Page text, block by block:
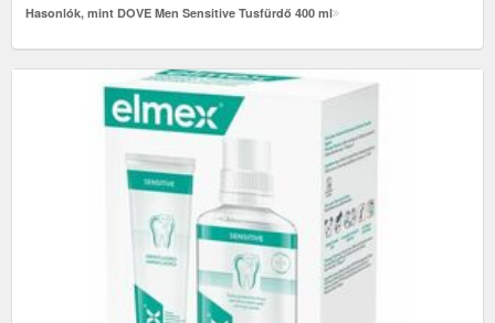
Hasonlók, mint DOVE Men Sensitive Tusfürdő 400 ml